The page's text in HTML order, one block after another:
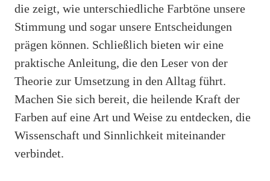
die zeigt, wie unterschiedliche Farbtöne unsere
Stimmung und sogar unsere Entscheidungen
prägen können. Schließlich bieten wir eine
praktische Anleitung, die den Leser von der
Theorie zur Umsetzung in den Alltag führt.
Machen Sie sich bereit, die heilende Kraft der
Farben auf eine Art und Weise zu entdecken, die
Wissenschaft und Sinnlichkeit miteinander
verbindet.